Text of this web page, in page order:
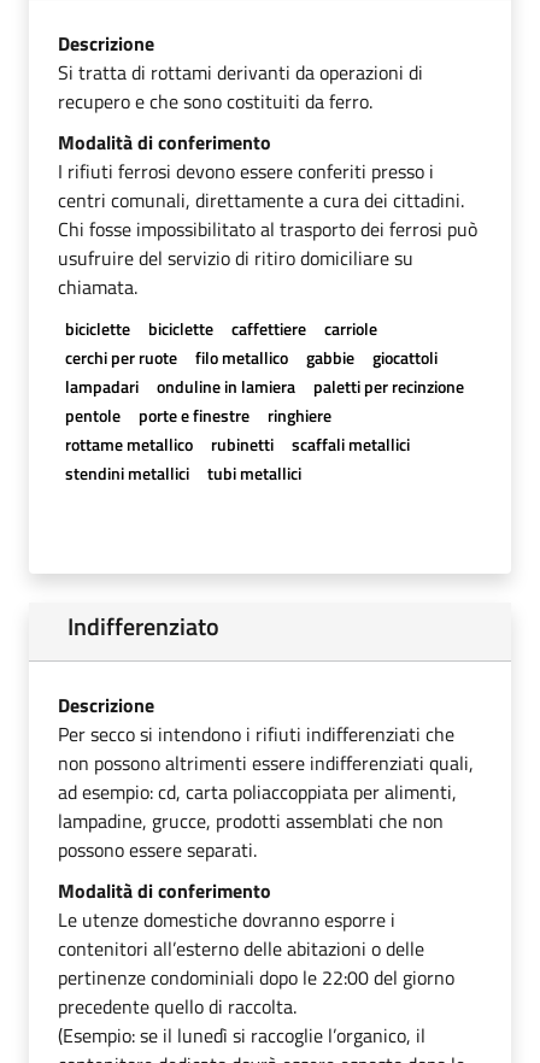
Descrizione
Si tratta di rottami derivanti da operazioni di
recupero e che sono costituiti da ferro.
Modalità di conferimento
I rifiuti ferrosi devono essere conferiti presso i
centri comunali, direttamente a cura dei cittadini.
Chi fosse impossibilitato al trasporto dei ferrosi può
usufruire del servizio di ritiro domiciliare su
chiamata.
biciclette biciclette caffettiere
carriole
cerchi per ruote
filo metallico gabbie
giocattoli
lampadari
onduline in lamiera
paletti per recinzione
pentole
porte e finestre
ringhiere
rottame metallico
rubinetti
scaffali metallici
stendini metallici
tubi metallici
Indifferenziato
Descrizione
Per secco si intendono i rifiuti indifferenziati che
non possono altrimenti essere indifferenziati quali,
ad esempio: cd, carta poliaccoppiata per alimenti,
lampadine, grucce, prodotti assemblati che non
possono essere separati.
Modalità di conferimento
Le utenze domestiche dovranno esporre i
contenitori all’esterno delle abitazioni o delle
pertinenze condominiali dopo le 22:00 del giorno
precedente quello di raccolta.
(Esempio: se il lunedì si raccoglie l’organico, il